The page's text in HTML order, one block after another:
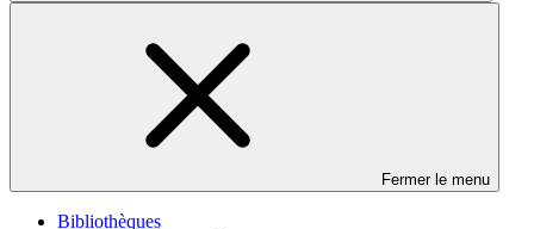
Fermer le menu
Bibliothèques